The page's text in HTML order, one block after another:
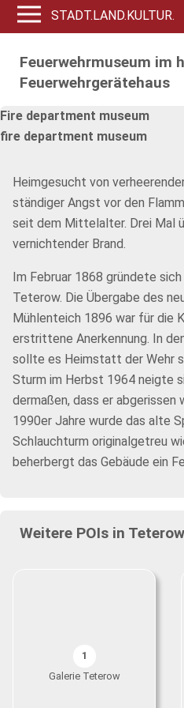
STADT.LAND.KULTUR.
Feuerwehrmuseum im
Feuerwehrgerätehaus
Fire department museum
fire department museum
Heimgesucht von
ständiger Angst vor den
seit dem Mittelalter. Drei Mal
vernichtender Brand.
Im Februar 1868 gründete
Teterow. Die Übergabe des
Mühlenteich 1896 war für die
erstrittene Anerkennung. In
sollte es Heimstatt der Wehr
Sturm im Herbst 1964 neigte
dermaßen, dass er
1990er Jahre wurde das alte
Schlauchturm originalgetreu
beherbergt das Gebäude ein
Weitere POIs in
1
Galerie Teterow